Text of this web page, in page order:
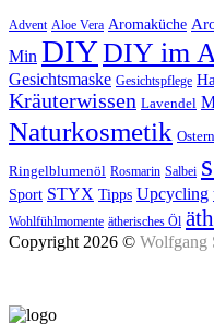
Advent Aloe Vera Aromaküche
Min DIYDIY im
Gesichtsmaske Gesichtspflege
Kräuterwissen Lavendel
Naturkosmetik Ostern
Ringelblumenöl Rosmarin Salbei
Sport STYX Tipps Upcycling
Wohlfühlmomente ätherisches Öl
Copyright 2026 © Wolfgang